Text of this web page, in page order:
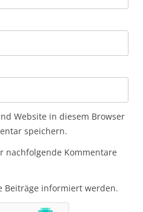
Website in diesem Browser
speichern.
nachfolgende Kommentare
Beiträge informiert werden.